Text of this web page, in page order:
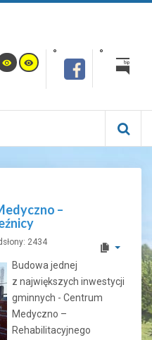
–
2434
Budowa jednej
z największych inwestycji
gminnych - Centrum
Medyczno –
Rehabilitacyjnego